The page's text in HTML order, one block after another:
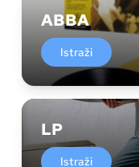
ABBA
Istraži
LP
Istraži